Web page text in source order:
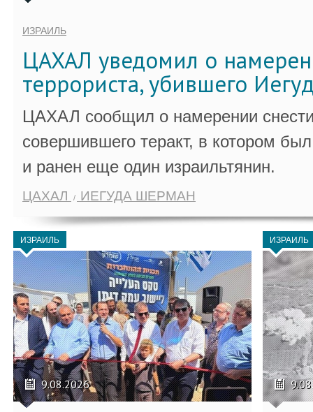
ИЗРАИЛЬ
ЦАХАЛ уведомил о
террориста, убившего
ЦАХАЛ сообщил о намерении
совершившего теракт, в котором
и ранен еще один израильтянин.
ЦАХАЛ ИЕГУДА ШЕРМАН
ИЗРАИЛЬ
9.08.2026
ИЗРАИЛЬ